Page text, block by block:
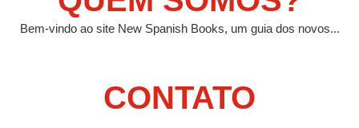
Bem-vindo ao site New Spanish Books, um guia dos novos...
CONTATO